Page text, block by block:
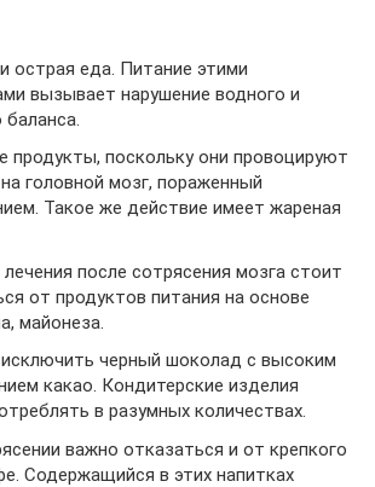
острая еда. Питание этими
вызывает нарушение водного и
баланса.
продукты, поскольку они провоцируют
на головной мозг, пораженный
Такое же действие имеет жареная
после сотрясения мозга стоит
от продуктов питания на основе
майонеза.
черный шоколад с высоким
какао. Кондитерские изделия
в разумных количествах.
важно отказаться и от крепкого
Содержащийся в этих напитках